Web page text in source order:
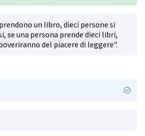
un libro, dieci persone si
se una persona prende dieci libri,
del piacere di leggere".